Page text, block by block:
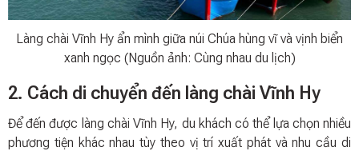
Làng chài Vĩnh Hy ẩn mình giữa núi Chúa hùng vĩ và vịnh biển
xanh ngọc (Nguồn ảnh: Cùng nhau du lịch)
2. Cách di chuyển đến làng chài Vĩnh Hy
Để đến được làng chài Vĩnh Hy, du khách có thể lựa chọn nhiều
phương tiện khác nhau tùy theo vị trí xuất phát và nhu cầu di